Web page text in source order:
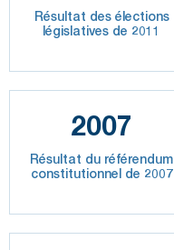
Résultat des élections
législatives de 2011
2007
Résultat du référendum
constitutionnel de 2007